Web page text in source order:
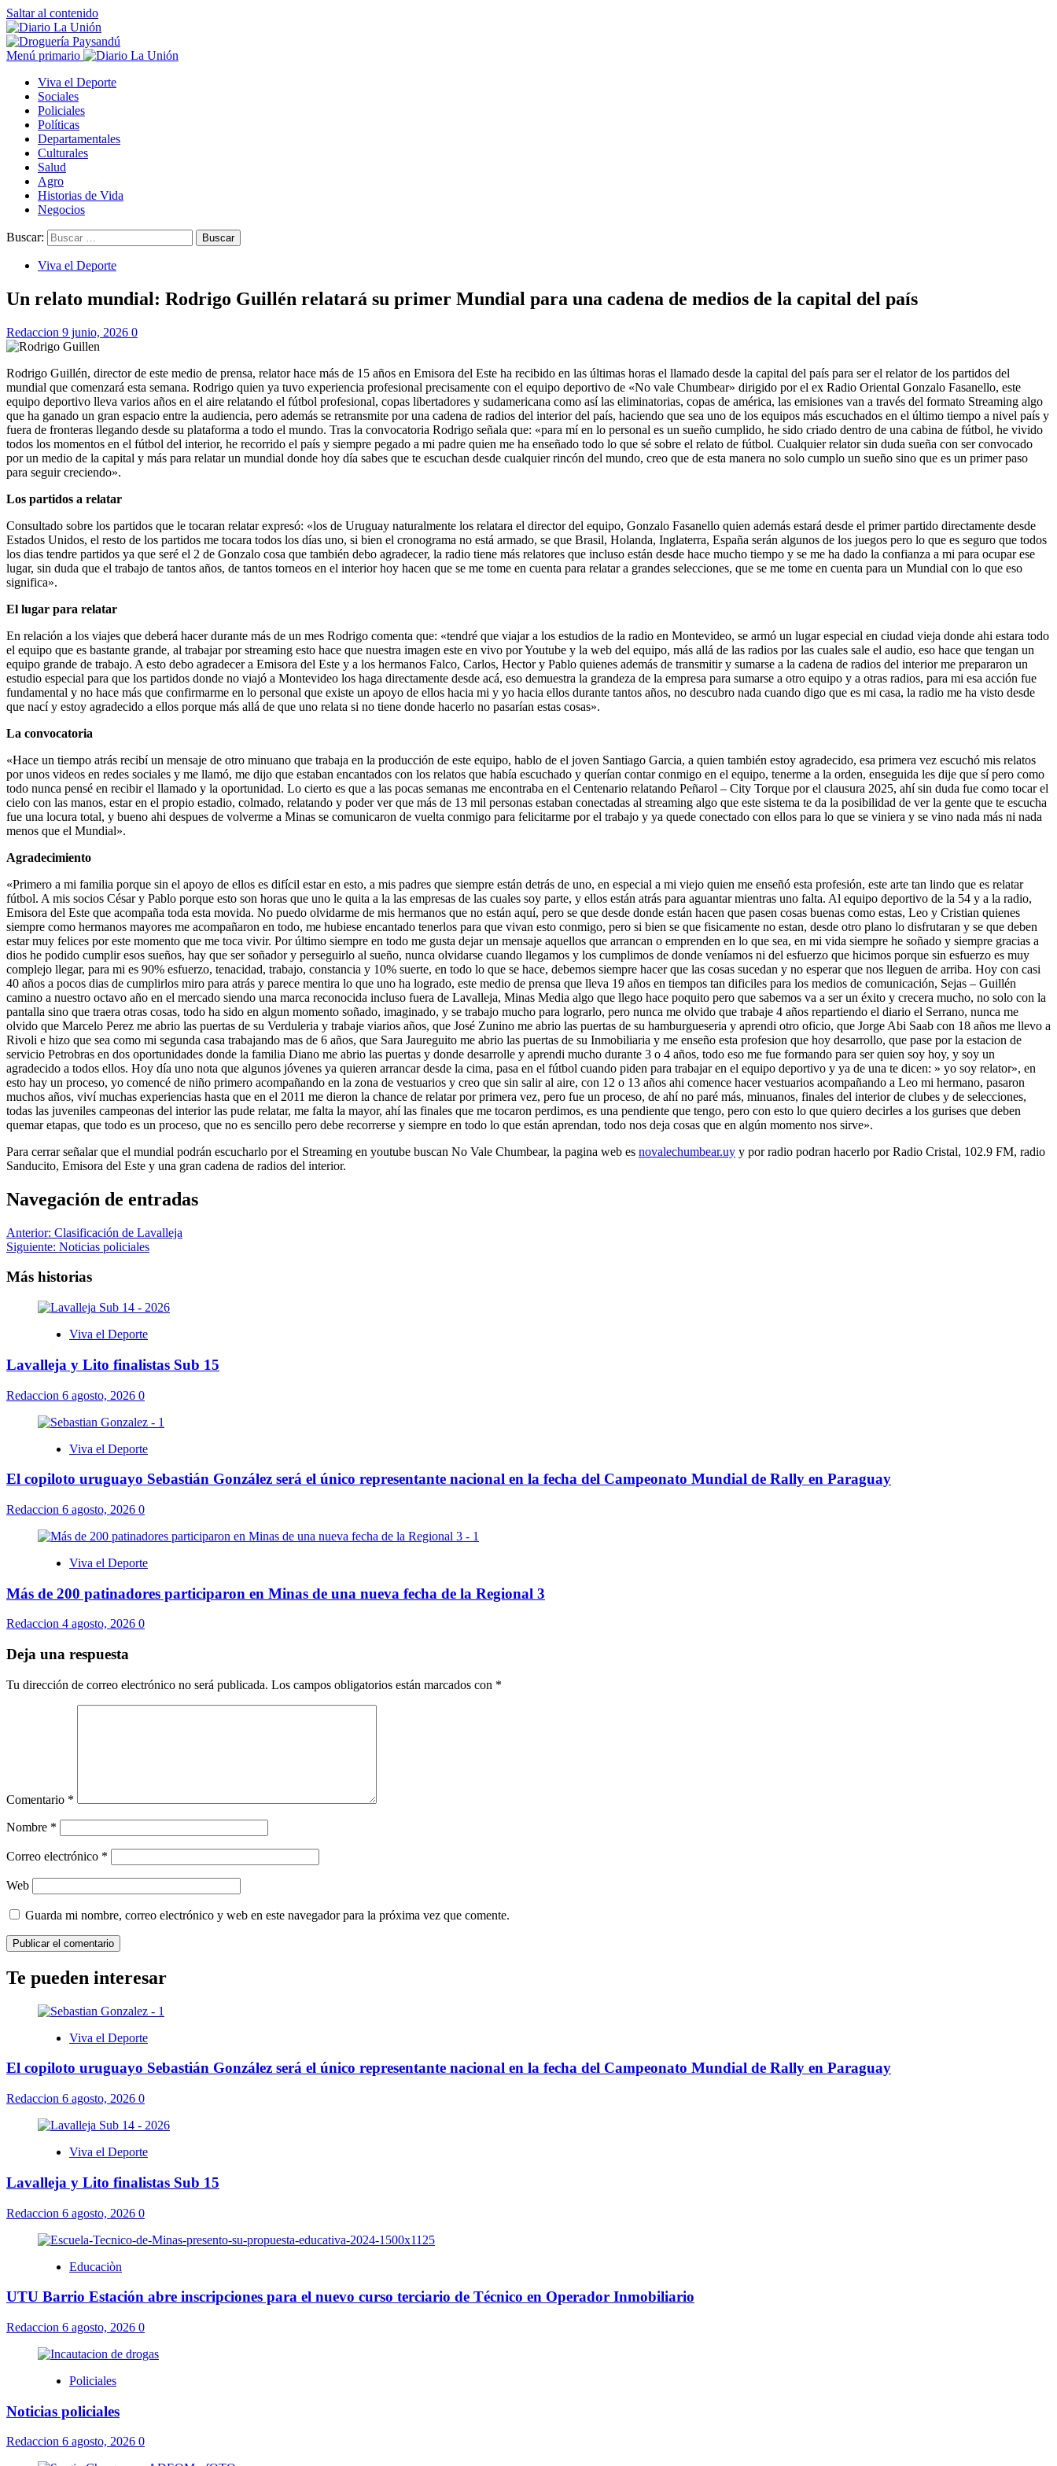
Saltar al contenido
Menú primario
Viva el Deporte
Sociales
Policiales
Políticas
Departamentales
Culturales
Salud
Agro
Historias de Vida
Negocios
Buscar:
Viva el Deporte
Un relato mundial: Rodrigo Guillén relatará su primer Mundial para una cadena de medios de la capital del país
Redaccion 9 junio, 2026 0
Rodrigo Guillén, director de este medio de prensa, relator hace más de 15 años en Emisora del Este ha recibido en las últimas horas el llamado desde la capital del país para ser el relator de los partidos del
mundial que comenzará esta semana. Rodrigo quien ya tuvo experiencia profesional precisamente con el equipo deportivo de «No vale Chumbear» dirigido por el ex Radio Oriental Gonzalo Fasanello, este
equipo deportivo lleva varios años en el aire relatando el fútbol profesional, copas libertadores y sudamericana como así las eliminatorias, copas de américa, las emisiones van a través del formato Streaming algo
que ha ganado un gran espacio entre la audiencia, pero además se retransmite por una cadena de radios del interior del país, haciendo que sea uno de los equipos más escuchados en el último tiempo a nivel país y
fuera de fronteras llegando desde su plataforma a todo el mundo. Tras la convocatoria Rodrigo señala que: «para mí en lo personal es un sueño cumplido, he sido criado dentro de una cabina de fútbol, he vivido
todos los momentos en el fútbol del interior, he recorrido el país y siempre pegado a mi padre quien me ha enseñado todo lo que sé sobre el relato de fútbol. Cualquier relator sin duda sueña con ser convocado
por un medio de la capital y más para relatar un mundial donde hoy día sabes que te escuchan desde cualquier rincón del mundo, creo que de esta manera no solo cumplo un sueño sino que es un primer paso
para seguir creciendo».
Los partidos a relatar
Consultado sobre los partidos que le tocaran relatar expresó: «los de Uruguay naturalmente los relatara el director del equipo, Gonzalo Fasanello quien además estará desde el primer partido directamente desde
Estados Unidos, el resto de los partidos me tocara todos los días uno, si bien el cronograma no está armado, se que Brasil, Holanda, Inglaterra, España serán algunos de los juegos pero lo que es seguro que todos
los dias tendre partidos ya que seré el 2 de Gonzalo cosa que también debo agradecer, la radio tiene más relatores que incluso están desde hace mucho tiempo y se me ha dado la confianza a mi para ocupar ese
lugar, sin duda que el trabajo de tantos años, de tantos torneos en el interior hoy hacen que se me tome en cuenta para relatar a grandes selecciones, que se me tome en cuenta para un Mundial con lo que eso
significa».
El lugar para relatar
En relación a los viajes que deberá hacer durante más de un mes Rodrigo comenta que: «tendré que viajar a los estudios de la radio en Montevideo, se armó un lugar especial en ciudad vieja donde ahi estara todo
el equipo que es bastante grande, al trabajar por streaming esto hace que nuestra imagen este en vivo por Youtube y la web del equipo, más allá de las radios por las cuales sale el audio, eso hace que tengan un
equipo grande de trabajo. A esto debo agradecer a Emisora del Este y a los hermanos Falco, Carlos, Hector y Pablo quienes además de transmitir y sumarse a la cadena de radios del interior me prepararon un
estudio especial para que los partidos donde no viajó a Montevideo los haga directamente desde acá, eso demuestra la grandeza de la empresa para sumarse a otro equipo y a otras radios, para mi esa acción fue
fundamental y no hace más que confirmarme en lo personal que existe un apoyo de ellos hacia mi y yo hacia ellos durante tantos años, no descubro nada cuando digo que es mi casa, la radio me ha visto desde
que nací y estoy agradecido a ellos porque más allá de que uno relata si no tiene donde hacerlo no pasarían estas cosas».
La convocatoria
«Hace un tiempo atrás recibí un mensaje de otro minuano que trabaja en la producción de este equipo, hablo de el joven Santiago Garcia, a quien también estoy agradecido, esa primera vez escuchó mis relatos
por unos videos en redes sociales y me llamó, me dijo que estaban encantados con los relatos que había escuchado y querían contar conmigo en el equipo, tenerme a la orden, enseguida les dije que sí pero como
todo nunca pensé en recibir el llamado y la oportunidad. Lo cierto es que a las pocas semanas me encontraba en el Centenario relatando Peñarol – City Torque por el clausura 2025, ahí sin duda fue como tocar el
cielo con las manos, estar en el propio estadio, colmado, relatando y poder ver que más de 13 mil personas estaban conectadas al streaming algo que este sistema te da la posibilidad de ver la gente que te escucha
fue una locura total, y bueno ahi despues de volverme a Minas se comunicaron de vuelta conmigo para felicitarme por el trabajo y ya quede conectado con ellos para lo que se viniera y se vino nada más ni nada
menos que el Mundial».
Agradecimiento
«Primero a mi familia porque sin el apoyo de ellos es difícil estar en esto, a mis padres que siempre están detrás de uno, en especial a mi viejo quien me enseñó esta profesión, este arte tan lindo que es relatar
fútbol. A mis socios César y Pablo porque esto son horas que uno le quita a la las empresas de las cuales soy parte, y ellos están atrás para aguantar mientras uno falta. Al equipo deportivo de la 54 y a la radio,
Emisora del Este que acompaña toda esta movida. No puedo olvidarme de mis hermanos que no están aquí, pero se que desde donde están hacen que pasen cosas buenas como estas, Leo y Cristian quienes
siempre como hermanos mayores me acompañaron en todo, me hubiese encantado tenerlos para que vivan esto conmigo, pero si bien se que fisicamente no estan, desde otro plano lo disfrutaran y se que deben
estar muy felices por este momento que me toca vivir. Por último siempre en todo me gusta dejar un mensaje aquellos que arrancan o emprenden en lo que sea, en mi vida siempre he soñado y siempre gracias a
dios he podido cumplir esos sueños, hay que ser soñador y perseguirlo al sueño, nunca olvidarse cuando llegamos y los cumplimos de donde veníamos ni del esfuerzo que hicimos porque sin esfuerzo es muy
complejo llegar, para mi es 90% esfuerzo, tenacidad, trabajo, constancia y 10% suerte, en todo lo que se hace, debemos siempre hacer que las cosas sucedan y no esperar que nos lleguen de arriba. Hoy con casi
40 años a pocos dias de cumplirlos miro para atrás y parece mentira lo que uno ha logrado, este medio de prensa que lleva 19 años en tiempos tan dificiles para los medios de comunicación, Sejas – Guillén
camino a nuestro octavo año en el mercado siendo una marca reconocida incluso fuera de Lavalleja, Minas Media algo que llego hace poquito pero que sabemos va a ser un éxito y crecera mucho, no solo con la
pantalla sino que traera otras cosas, todo ha sido en algun momento soñado, imaginado, y se trabajo mucho para lograrlo, pero nunca me olvido que trabaje 4 años repartiendo el diario el Serrano, nunca me
olvido que Marcelo Perez me abrio las puertas de su Verduleria y trabaje viarios años, que José Zunino me abrio las puertas de su hamburgueseria y aprendi otro oficio, que Jorge Abi Saab con 18 años me llevo a
Rivoli e hizo que sea como mi segunda casa trabajando mas de 6 años, que Sara Jaureguito me abrio las puertas de su Inmobiliaria y me enseño esta profesion que hoy desarrollo, que pase por la estacion de
servicio Petrobras en dos oportunidades donde la familia Diano me abrio las puertas y donde desarrolle y aprendi mucho durante 3 o 4 años, todo eso me fue formando para ser quien soy hoy, y soy un
agradecido a todos ellos. Hoy día uno nota que algunos jóvenes ya quieren arrancar desde la cima, pasa en el fútbol cuando piden para trabajar en el equipo deportivo y ya de una te dicen: » yo soy relator», en
esto hay un proceso, yo comencé de niño primero acompañando en la zona de vestuarios y creo que sin salir al aire, con 12 o 13 años ahi comence hacer vestuarios acompañando a Leo mi hermano, pasaron
muchos años, viví muchas experiencias hasta que en el 2011 me dieron la chance de relatar por primera vez, pero fue un proceso, de ahí no paré más, minuanos, finales del interior de clubes y de selecciones,
todas las juveniles campeonas del interior las pude relatar, me falta la mayor, ahí las finales que me tocaron perdimos, es una pendiente que tengo, pero con esto lo que quiero decirles a los gurises que deben
quemar etapas, que todo es un proceso, que no es sencillo pero debe recorrerse y siempre en todo lo que están aprendan, todo nos deja cosas que en algún momento nos sirve».
Para cerrar señalar que el mundial podrán escucharlo por el Streaming en youtube buscan No Vale Chumbear, la pagina web es novalechumbear.uy y por radio podran hacerlo por Radio Cristal, 102.9 FM, radio
Sanducito, Emisora del Este y una gran cadena de radios del interior.
Navegación de entradas
Anterior: Clasificación de Lavalleja
Siguiente: Noticias policiales
Más historias
Viva el Deporte
Lavalleja y Lito finalistas Sub 15
Redaccion 6 agosto, 2026 0
Viva el Deporte
El copiloto uruguayo Sebastián González será el único representante nacional en la fecha del Campeonato Mundial de Rally en Paraguay
Redaccion 6 agosto, 2026 0
Viva el Deporte
Más de 200 patinadores participaron en Minas de una nueva fecha de la Regional 3
Redaccion 4 agosto, 2026 0
Deja una respuesta
Tu dirección de correo electrónico no será publicada. Los campos obligatorios están marcados con *
Comentario *
Nombre *
Correo electrónico *
Web
Guarda mi nombre, correo electrónico y web en este navegador para la próxima vez que comente.
Te pueden interesar
Viva el Deporte
El copiloto uruguayo Sebastián González será el único representante nacional en la fecha del Campeonato Mundial de Rally en Paraguay
Redaccion 6 agosto, 2026 0
Viva el Deporte
Lavalleja y Lito finalistas Sub 15
Redaccion 6 agosto, 2026 0
Educaciòn
UTU Barrio Estación abre inscripciones para el nuevo curso terciario de Técnico en Operador Inmobiliario
Redaccion 6 agosto, 2026 0
Policiales
Noticias policiales
Redaccion 6 agosto, 2026 0